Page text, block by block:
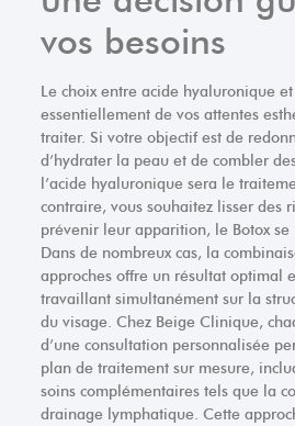
vos besoins
Le choix entre acide hyaluronique et
essentiellement de vos attentes
traiter. Si votre objectif est de
d’hydrater la peau et de combler
l’acide hyaluronique sera le
contraire, vous souhaitez lisser des
prévenir leur apparition, le Botox
Dans de nombreux cas, la
approches offre un résultat optimal
travaillant simultanément sur la
du visage. Chez Beige Clinique,
d’une consultation personnalisée
plan de traitement sur mesure,
soins complémentaires tels que la
drainage lymphatique. Cette